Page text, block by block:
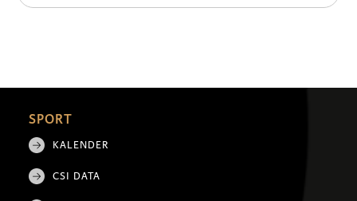
SPORT
KALENDER
CSI DATA